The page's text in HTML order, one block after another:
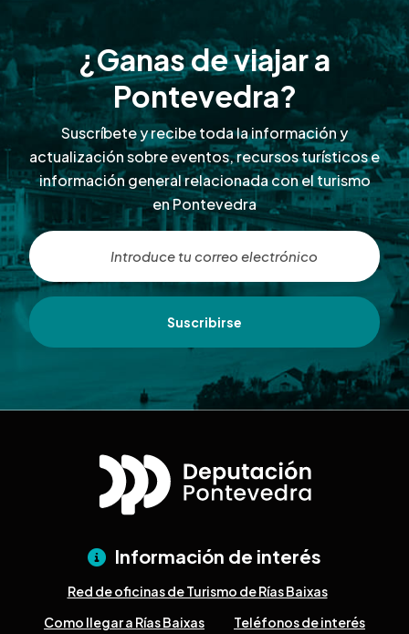
¿Ganas de viajar a
Pontevedra?
Suscríbete y recibe toda la información y
actualización sobre eventos, recursos turísticos e
información general relacionada con el turismo
en Pontevedra
Suscribirse
Información de interés
Red de oficinas de Turismo de Rías Baixas
Como llegar a Rías Baixas
Teléfonos de interés